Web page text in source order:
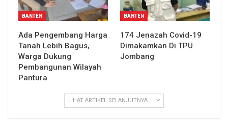
BANTEN
Ada Pengembang Harga
Tanah Lebih Bagus,
Warga Dukung
Pembangunan Wilayah
Pantura
BANTEN
174 Jenazah Covid-19
Dimakamkan Di TPU
Jombang
LIHAT ARTIKEL SELANJUTNYA ...